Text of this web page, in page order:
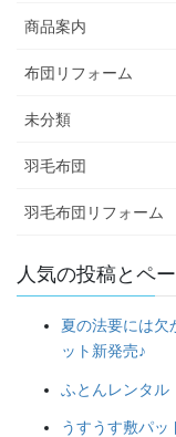
商品案内
布団リフォーム
未分類
羽毛布団
羽毛布団リフォーム
人気の投稿とペ
夏の法要には欠
ット新発売♪
ふとんレンタル
うすうす敷パ